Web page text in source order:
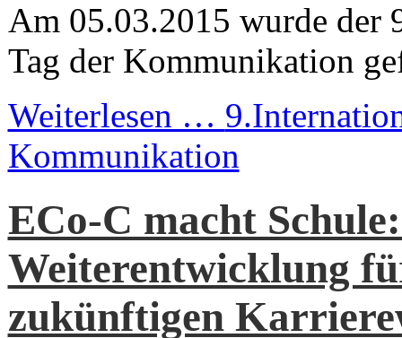
Am 05.03.2015 wurde der
Tag der Kommunikation
Weiterlesen …
Kommunikation
ECo-C macht
Weiterentwicklung
zukünftigen